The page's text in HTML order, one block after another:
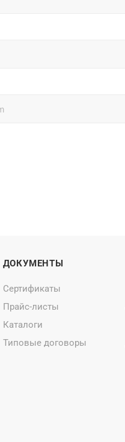
ДОКУМЕНТЫ
Сертификаты
Прайс-листы
Каталоги
Типовые договоры